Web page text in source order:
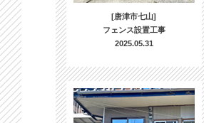
[唐津市七山]
フェンス設置工事
2025.05.31